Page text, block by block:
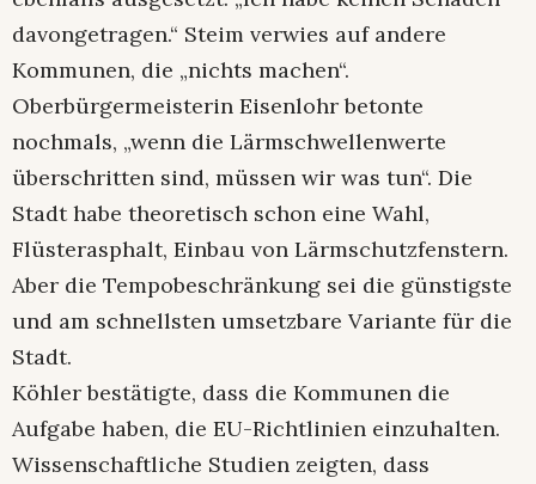
davongetragen.“ Steim verwies auf andere
Kommunen, die „nichts machen“.
Oberbürgermeisterin Eisenlohr betonte
nochmals, „wenn die Lärmschwellenwerte
überschritten sind, müssen wir was tun“. Die
Stadt habe theoretisch schon eine Wahl,
Flüsterasphalt, Einbau von Lärmschutzfenstern.
Aber die Tempobeschränkung sei die günstigste
und am schnellsten umsetzbare Variante für die
Stadt.
Köhler bestätigte, dass die Kommunen die
Aufgabe haben, die EU-Richtlinien einzuhalten.
Wissenschaftliche Studien zeigten, dass